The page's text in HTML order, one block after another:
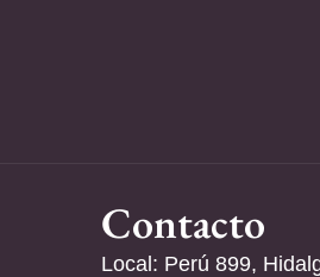
Contacto
Local: Perú 899,